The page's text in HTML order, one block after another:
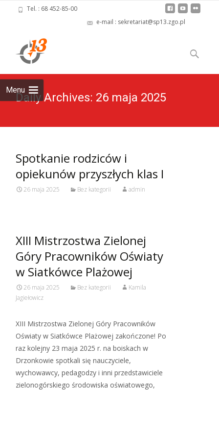
Tel. : 68 452-85-00
e-mail : sekretariat@sp13.zgo.pl
Menu
to
content
Szukaj:
Daily Archives: 26 maja 2025
Spotkanie rodziców i
opiekunów przyszłych klas I
26 maja 2025 Bez kategorii admin
XIII Mistrzostwa Zielonej
Góry Pracowników Oświaty
w Siatkówce Plażowej
26 maja 2025 Bez kategorii
Kamila
Jagiełowicz
XIII Mistrzostwa Zielonej Góry Pracowników
Oświaty w Siatkówce Plażowej zakończone! Po
raz kolejny 23 maja 2025 r. na boiskach w
Drzonkowie spotkali się nauczyciele,
wychowawcy, pedagodzy i inni przedstawiciele
zielonogórskiego środowiska oświatowego,